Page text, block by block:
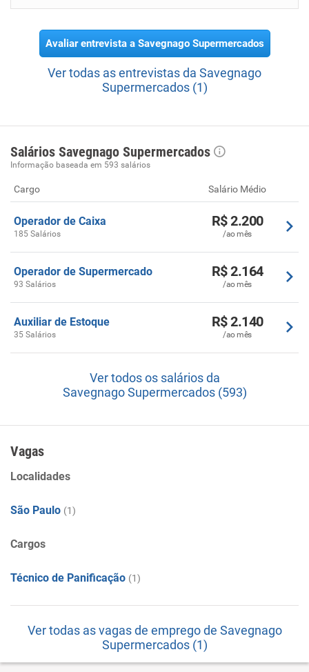
Avaliar entrevista a Savegnago Supermercados
Ver todas as entrevistas da Savegnago
Supermercados (1)
Salários Savegnago Supermercados
Informação baseada em 593 salários
Cargo Salário Médio
Operador de Caixa
185 Salários
R$ 2.200
/ao mês
Operador de Supermercado
93 Salários
R$ 2.164
/ao mês
Auxiliar de Estoque
35 Salários
R$ 2.140
/ao mês
Ver todos os salários da
Savegnago Supermercados (593)
Vagas
Localidades
São Paulo (1)
Cargos
Técnico de Panificação (1)
Ver todas as vagas de emprego de Savegnago
Supermercados (1)